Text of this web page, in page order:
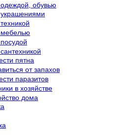
обувью
мебелью
пятна
от запахов
паразитов
в хозяйстве
дома